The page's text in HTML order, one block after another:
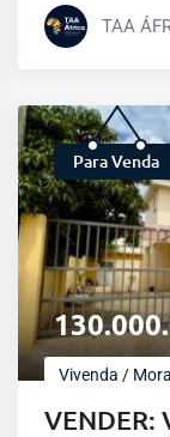
TAA
Para Venda
Vivenda /
VENDER: